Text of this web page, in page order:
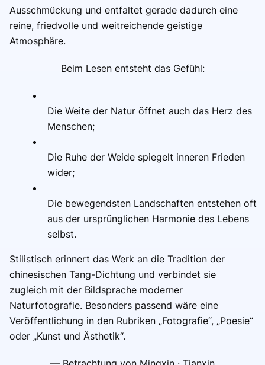
Ausschmückung und entfaltet gerade dadurch eine
reine, friedvolle und weitreichende geistige
Atmosphäre.
Beim Lesen entsteht das Gefühl:
Die Weite der Natur öffnet auch das Herz des
Menschen;
Die Ruhe der Weide spiegelt inneren Frieden
wider;
Die bewegendsten Landschaften entstehen oft
aus der ursprünglichen Harmonie des Lebens
selbst.
Stilistisch erinnert das Werk an die Tradition der
chinesischen Tang-Dichtung und verbindet sie
zugleich mit der Bildsprache moderner
Naturfotografie. Besonders passend wäre eine
Veröffentlichung in den Rubriken „Fotografie“, „Poesie“
oder „Kunst und Ästhetik“.